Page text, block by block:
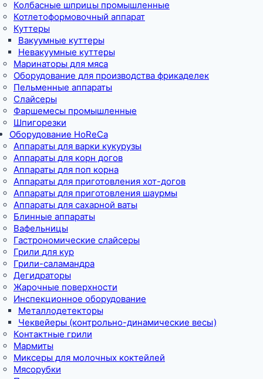
Колбасные шприцы промышленные
Котлетоформовочный аппарат
Куттеры
Вакуумные куттеры
Невакуумные куттеры
Маринаторы для мяса
Оборудование для производства фрикаделек
Пельменные аппараты
Слайсеры
Фаршемесы промышленные
Шпигорезки
Оборудование HoReCa
Аппараты для варки кукурузы
Аппараты для корн догов
Аппараты для поп корна
Аппараты для приготовления хот-догов
Аппараты для приготовления шаурмы
Аппараты для сахарной ваты
Блинные аппараты
Вафельницы
Гастрономические слайсеры
Грили для кур
Грили-саламандра
Дегидраторы
Жарочные поверхности
Инспекционное оборудование
Металлодетекторы
Чеквейеры (контрольно-динамические весы)
Контактные грили
Мармиты
Миксеры для молочных коктейлей
Мясорубки